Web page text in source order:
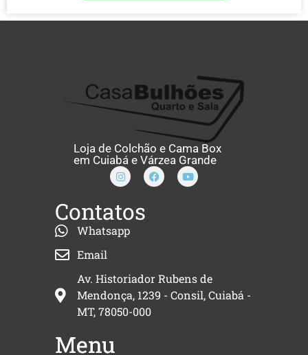
Loja de Colchão e Cama Box
em Cuiabá e Várzea Grande
Contatos
Whatsapp
Email
Av. Historiador Rubens de
Mendonça, 1239 - Consil, Cuiabá -
MT, 78050-000
Menu